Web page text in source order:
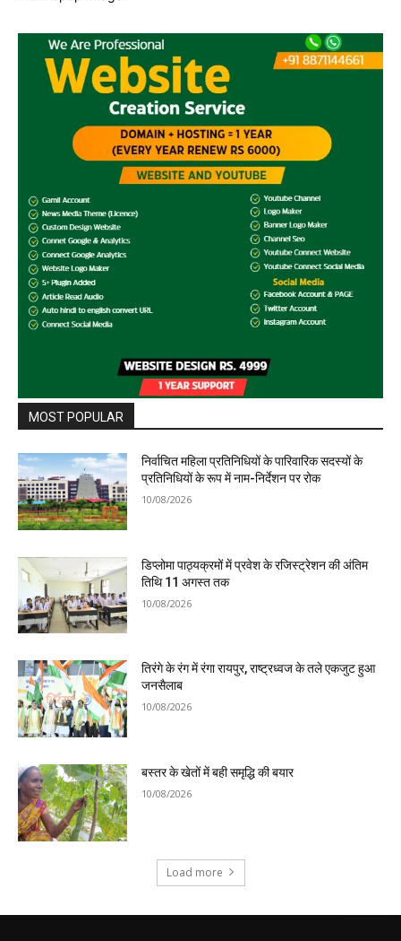
MOST POPULAR
निर्वाचित महिला प्रतिनिधियों के पारिवारिक सदस्यों के
प्रतिनिधियों के रूप में नाम-निर्देशन पर रोक
10/08/2026
डिप्लोमा पाठ्यक्रमों में प्रवेश के रजिस्ट्रेशन की अंतिम
तिथि 11 अगस्त तक
10/08/2026
तिरंगे के रंग में रंगा रायपुर, राष्ट्रध्वज के तले एकजुट हुआ
जनसैलाब
10/08/2026
बस्तर के खेतों में बही समृद्धि की बयार
10/08/2026
Load more